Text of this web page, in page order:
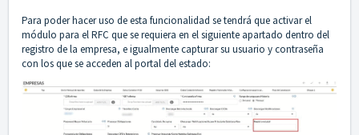
Para poder hacer uso de esta funcionalidad se tendrá que activar el
módulo para el RFC que se requiera en el siguiente apartado dentro del
registro de la empresa, e igualmente capturar su usuario y contraseña
con los que se acceden al portal del estado: